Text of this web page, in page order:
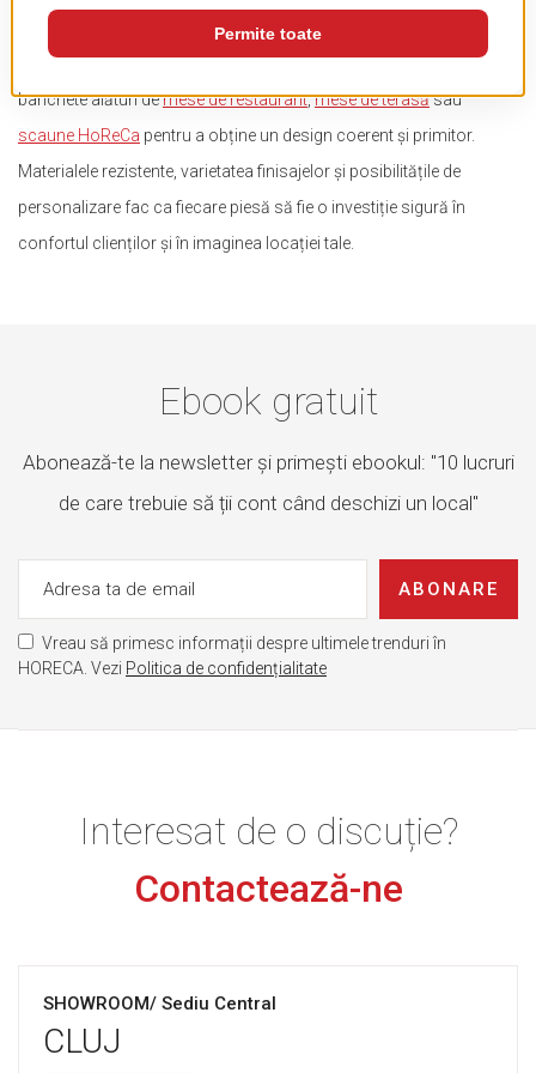
loungeperfecte pentru zone de relaxare.
Indiferent de stilul proiectului tău, poți integra aceste canapele și
banchete alături demese de restaurant,mese de terasăsau
scaune HoReCa pentru a obține un design coerent și primitor.
Materialele rezistente, varietatea finisajelor și posibilitățile de
personalizare fac ca fiecare piesă să fie o investiție sigură în
confortul clienților și în imaginea locației tale.
Ebook gratuit
Abonează-te la newsletter și primești ebookul: "10 lucruri
de care trebuie să ții cont când deschizi un local"
ABONARE
Vreau să primesc informații despre ultimele trenduri în
HORECA. Vezi Politica de confidențialitate
Interesat de o discuție?
Contactează-ne
SHOWROOM/ Sediu Central
CLUJ